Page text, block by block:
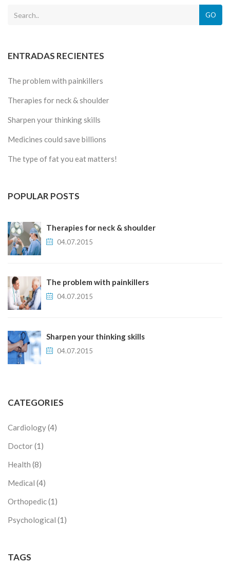
GO
ENTRADAS RECIENTES
The problem with painkillers
Therapies for neck & shoulder
Sharpen your thinking skills
Medicines could save billions
The type of fat you eat matters!
POPULAR POSTS
Therapies for neck & shoulder
04.07.2015
The problem with painkillers
04.07.2015
Sharpen your thinking skills
04.07.2015
CATEGORIES
Cardiology(4)
Doctor(1)
Health (8)
Medical (4)
Orthopedic(1)
Psychological (1)
TAGS